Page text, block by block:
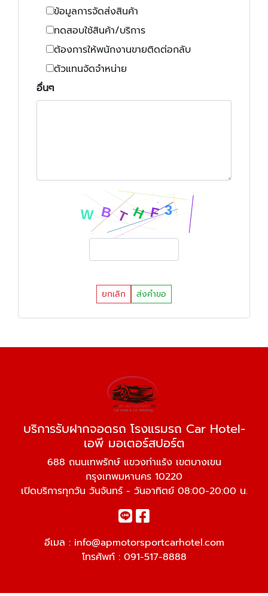
ข้อมูลการจัดส่งสินค้า
ทดสอบใช้สินค้า/บริการ
ต้องการให้พนักงานขายติดต่อกลับ
ตัวแทนจัดจำหน่าย
อื่นๆ
ยกเลิก ส่งคำขอ
บริการรับฝากจอดรถ โรงแรมรถ Car Hotel-
เอพี มอเตอร์สปอร์ต
688 ถนนเทพรักษ์ แขวงท่าแร้ง เขตบางเขน
กรุงเทพมหานคร 10220
เปิดบริการทุกวัน วันจันทร์ - วันอาทิตย์ 08:00-20:00 น.
อีเมล : info@apmotorsportcarhotel.com
โทรศัพท์ : 091-517-8888